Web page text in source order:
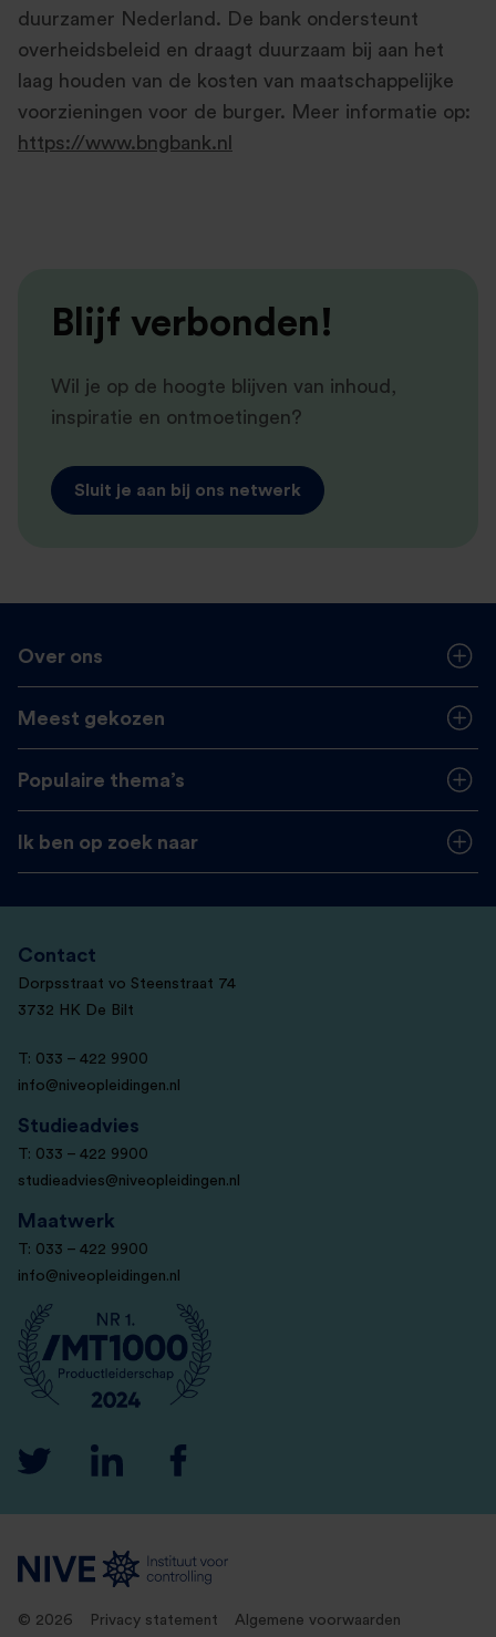
duurzamer Nederland. De bank ondersteunt
overheidsbeleid en draagt duurzaam bij aan het
laag houden van de kosten van maatschappelijke
voorzieningen voor de burger. Meer informatie op:
https://www.bngbank.nl
Blijf verbonden!
Wil je op de hoogte blijven van inhoud,
inspiratie en ontmoetingen?
Sluit je aan bij ons netwerk
Over ons
Meest gekozen
Populaire thema’s
Ik ben op zoek naar
Contact
Dorpsstraat vo Steenstraat 74
3732 HK De Bilt
T: 033 – 422 9900
info@niveopleidingen.nl
Studieadvies
T: 033 – 422 9900
studieadvies@niveopleidingen.nl
Maatwerk
T: 033 – 422 9900
info@niveopleidingen.nl
© 2026 Privacy statement Algemene voorwaarden